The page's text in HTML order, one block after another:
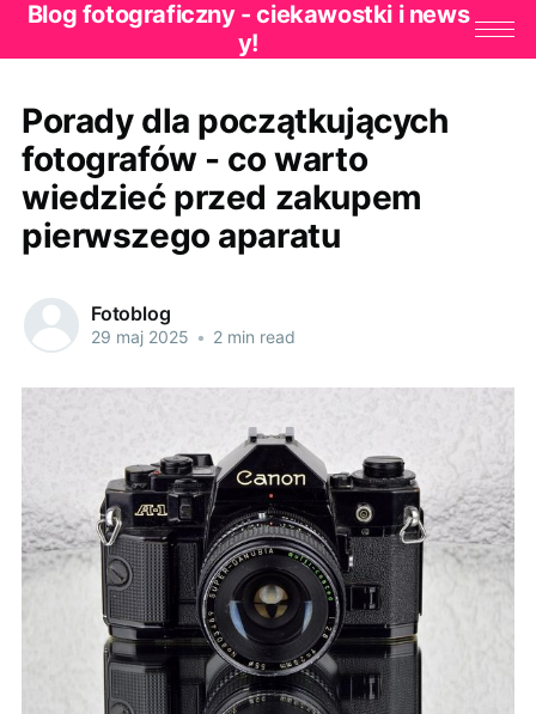
Blog fotograficzny - ciekawostki i news
y!
Porady dla początkujących
fotografów - co warto
wiedzieć przed zakupem
pierwszego aparatu
Fotoblog
29 maj 2025 • 2 min read